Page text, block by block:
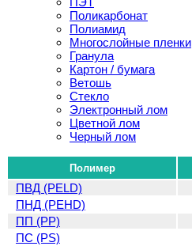
Поликарбонат
Полиамид
Многослойные пленки
Гранула
Картон / бумага
Ветошь
Стекло
Электронный лом
Цветной лом
Черный лом
Полимер
ПВД (PELD)
ПНД (PEHD)
ПП (PP)
ПС (PS)